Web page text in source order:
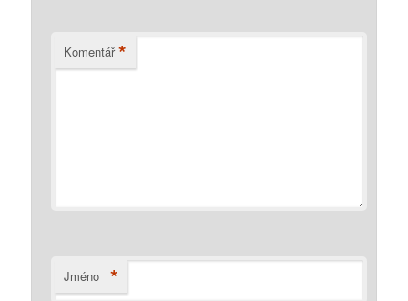
Komentář *
Jméno *